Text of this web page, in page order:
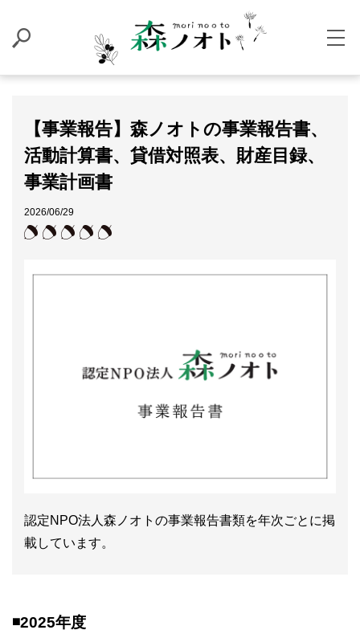
【事業報告】森ノオトの事業報告書、
活動計算書、貸借対照表、財産目録、
事業計画書
2026/06/29
認定NPO法人森ノオトの事業報告書類を年次ごとに掲
載しています。
◾️2025年度